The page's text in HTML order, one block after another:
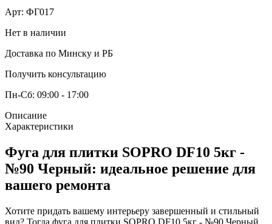
Арт: ФГ017
Нет в наличии
Доставка по Минску и РБ
Получить консультацию
Пн-Сб: 09:00 - 17:00
Описание
Характеристики
Фуга для плитки SOPRO DF10 5кг -
№90 Черный: идеальное решение для
вашего ремонта
Хотите придать вашему интерьеру завершенный и стильный
вид? Тогда фуга для плитки SOPRO DF10 5кг - №90 Черный